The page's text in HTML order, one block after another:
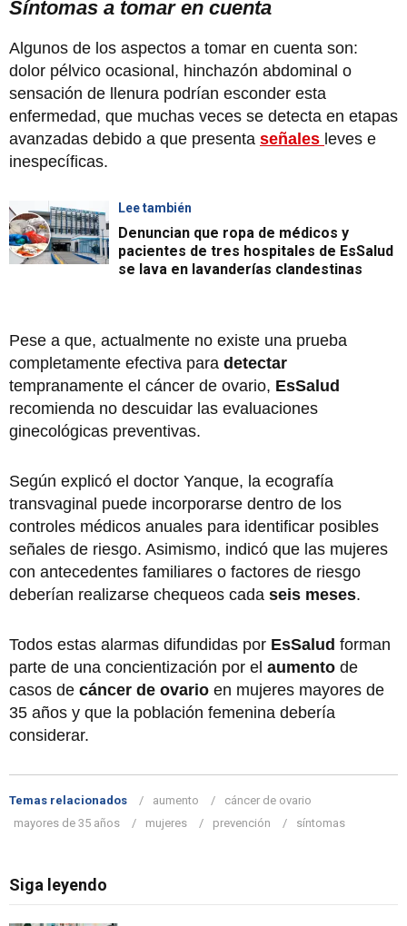
Síntomas a tomar en cuenta
Algunos de los aspectos a tomar en cuenta son:
dolor pélvico ocasional, hinchazón abdominal o
sensación de llenura podrían esconder esta
enfermedad, que muchas veces se detecta en etapas
avanzadas debido a que presenta señales leves e
inespecíficas.
Lee también
Denuncian que ropa de médicos y
pacientes de tres hospitales de EsSalud
se lava en lavanderías clandestinas
Pese a que, actualmente no existe una prueba
completamente efectiva para detectar
tempranamente el cáncer de ovario, EsSalud
recomienda no descuidar las evaluaciones
ginecológicas preventivas.
Según explicó el doctor Yanque, la ecografía
transvaginal puede incorporarse dentro de los
controles médicos anuales para identificar posibles
señales de riesgo. Asimismo, indicó que las mujeres
con antecedentes familiares o factores de riesgo
deberían realizarse chequeos cada seis meses.
Todos estas alarmas difundidas por EsSalud forman
parte de una concientización por el aumento de
casos de cáncer de ovario en mujeres mayores de
35 años y que la población femenina debería
considerar.
Temas relacionados aumento
cáncer de ovario
mayores de 35 años
mujeres prevención síntomas
Siga leyendo